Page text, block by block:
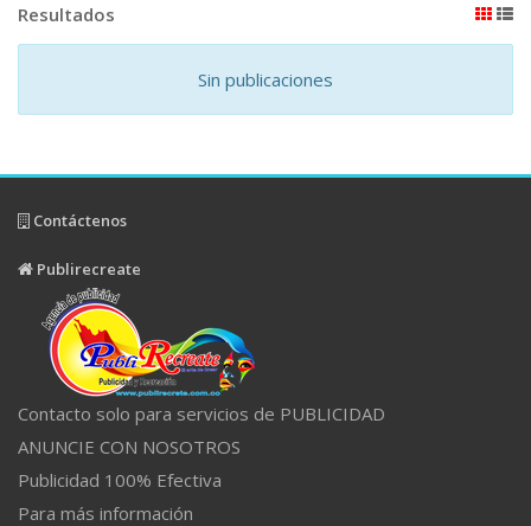
Resultados
Sin publicaciones
Contáctenos
Publirecreate
Contacto solo para servicios de PUBLICIDAD
ANUNCIE CON NOSOTROS
Publicidad 100% Efectiva
Para más información